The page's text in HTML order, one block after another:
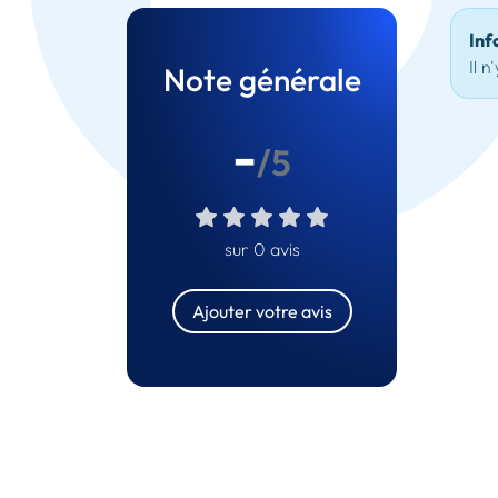
Note générale
-/5
sur 0 avis
Ajouter votre avis
Il